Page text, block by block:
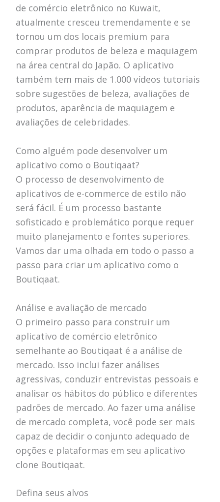
de comércio eletrônico no Kuwait,
atualmente cresceu tremendamente e se
tornou um dos locais premium para
comprar produtos de beleza e maquiagem
na área central do Japão. O aplicativo
também tem mais de 1.000 vídeos tutoriais
sobre sugestões de beleza, avaliações de
produtos, aparência de maquiagem e
avaliações de celebridades.
Como alguém pode desenvolver um
aplicativo como o Boutiqaat?
O processo de desenvolvimento de
aplicativos de e-commerce de estilo não
será fácil. É um processo bastante
sofisticado e problemático porque requer
muito planejamento e fontes superiores.
Vamos dar uma olhada em todo o passo a
passo para criar um aplicativo como o
Boutiqaat.
Análise e avaliação de mercado
O primeiro passo para construir um
aplicativo de comércio eletrônico
semelhante ao Boutiqaat é a análise de
mercado. Isso inclui fazer análises
agressivas, conduzir entrevistas pessoais e
analisar os hábitos do público e diferentes
padrões de mercado. Ao fazer uma análise
de mercado completa, você pode ser mais
capaz de decidir o conjunto adequado de
opções e plataformas em seu aplicativo
clone Boutiqaat.
Defina seus alvos